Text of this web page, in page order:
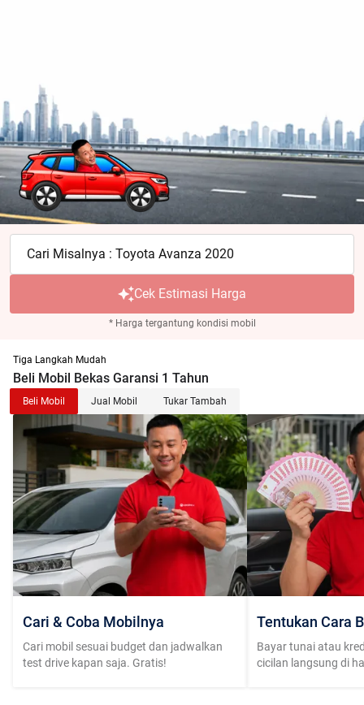
Cari Misalnya : Toyota Avanza 2020
Cek Estimasi Harga
* Harga tergantung kondisi mobil
Tiga Langkah Mudah
Beli Mobil Bekas Garansi 1 Tahun
Beli Mobil Jual Mobil Tukar Tambah
Cari & Coba Mobilnya
Cari mobil sesuai budget dan jadwalkan
test drive kapan saja. Gratis!
Tentukan Cara
Bayar tunai atau
cicilan langsung di